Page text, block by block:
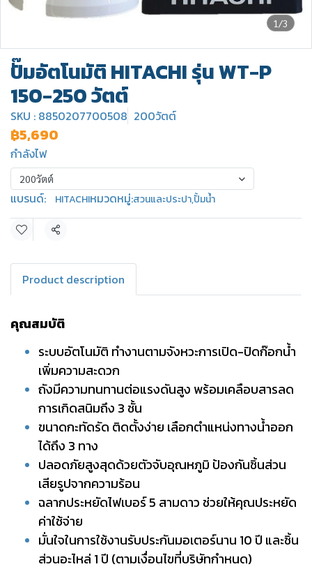
1/3
ปั๊มอัตโนมัติ HITACHI รุ่น WT-P
150-250 วัตต์
SKU : 8850207700508 200วัตต์
฿5,690
กำลังไฟ
200วัตต์
แบรนด์: HITACHIหมวดหมู่:สวนและประปา,ปั้มน้ำ
แชร์
Product description
คุณสมบัติ
ระบบอัตโนมัติ ทำงานตามจังหวะการเปิด-ปิดก๊อกน้ำ
เพิ่มความสะดวก
ถังมีความทนทานต่อแรงดันสูง พร้อมเคลือบสารลด
การเกิดสนิมถึง 3 ชั้น
ขนาดกะทัดรัด ติดตั้งง่าย เลือกตำแหน่งทางน้ำออก
ได้ถึง 3 ทาง
ปลอดภัยสูงสุดด้วยตัวจับอุณหภูมิ ป้องกันชิ้นส่วน
เสียรูปจากความร้อน
ฉลากประหยัดไฟเบอร์ 5 สามดาว ช่วยให้คุณประหยัด
ค่าใช้จ่าย
มั่นใจในการใช้งานรับประกันมอเตอร์นาน 10 ปี และชิ้น
ส่วนอะไหล่ 1 ปี (ตามเงื่อนไขที่บริษัทกำหนด)